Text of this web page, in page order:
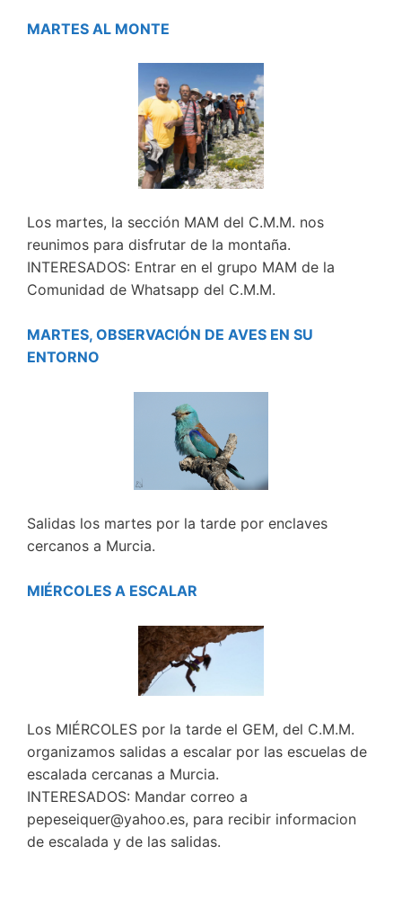
MARTES AL MONTE
Los martes, la sección MAM del C.M.M. nos
reunimos para disfrutar de la montaña.
INTERESADOS: Entrar en el grupo MAM de la
Comunidad de Whatsapp del C.M.M.
MARTES, OBSERVACIÓN DE AVES EN SU
ENTORNO
Salidas los martes por la tarde por enclaves
cercanos a Murcia.
MIÉRCOLES A ESCALAR
Los MIÉRCOLES por la tarde el GEM, del C.M.M.
organizamos salidas a escalar por las escuelas de
escalada cercanas a Murcia.
INTERESADOS: Mandar correo a
pepeseiquer@yahoo.es, para recibir informacion
de escalada y de las salidas.